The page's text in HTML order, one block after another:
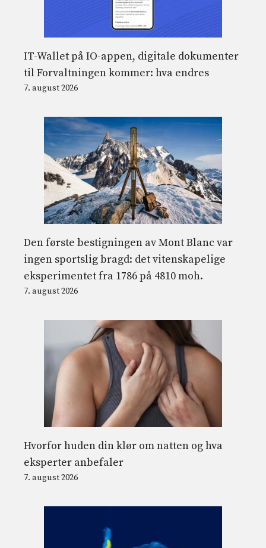
IT-Wallet på IO-appen, digitale dokumenter
til Forvaltningen kommer: hva endres
7. august 2026
Den første bestigningen av Mont Blanc var
ingen sportslig bragd: det vitenskapelige
eksperimentet fra 1786 på 4810 moh.
7. august 2026
Hvorfor huden din klør om natten og hva
eksperter anbefaler
7. august 2026